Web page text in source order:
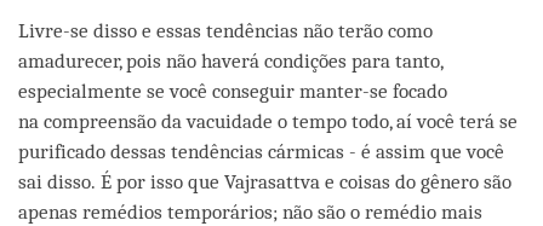
Livre-se disso e essas tendências não terão como
amadurecer, pois não haverá condições para tanto,
especialmente se você conseguir manter-se focado
na compreensão da vacuidade o tempo todo, aí você terá se
purificado dessas tendências cármicas - é assim que você
sai disso. É por isso que Vajrasattva e coisas do gênero são
apenas remédios temporários; não são o remédio mais